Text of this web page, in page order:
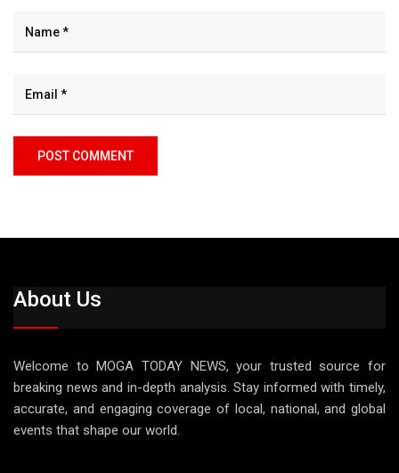
About Us
Welcome to MOGA TODAY NEWS, your trusted source for
breaking news and in-depth analysis. Stay informed with timely,
accurate, and engaging coverage of local, national, and global
events that shape our world.